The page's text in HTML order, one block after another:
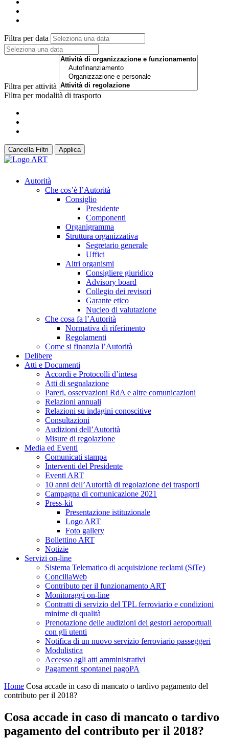
Filtra per data
Filtra per attività
Filtra per modalità di trasporto
Cancella Filtri Applica
Autorità
Che cos’è l’Autorità
Consiglio
Presidente
Componenti
Organigramma
Struttura organizzativa
Segretario generale
Uffici
Altri organismi
Consigliere giuridico
Advisory board
Collegio dei revisori
Garante etico
Nucleo di valutazione
Che cosa fa l’Autorità
Normativa di riferimento
Regolamenti
Come si finanzia l’Autorità
Delibere
Atti e Documenti
Accordi e Protocolli d’intesa
Atti di segnalazione
Pareri, osservazioni RdA e altre comunicazioni
Relazioni annuali
Relazioni su indagini conoscitive
Consultazioni
Audizioni dell’Autorità
Misure di regolazione
Media ed Eventi
Comunicati stampa
Interventi del Presidente
Eventi ART
10 anni dell’Autorità di regolazione dei trasporti
Campagna di comunicazione 2021
Press-kit
Presentazione istituzionale
Logo ART
Foto gallery
Bollettino ART
Notizie
Servizi on-line
Sistema Telematico di acquisizione reclami (SiTe)
ConciliaWeb
Contributo per il funzionamento ART
Monitoraggi on-line
Contratti di servizio del TPL ferroviario e condizioni
minime di qualità
Prenotazione delle audizioni dei gestori aeroportuali
con gli utenti
Notifica di un nuovo servizio ferroviario passeggeri
Modulistica
Accesso agli atti amministrativi
Pagamenti spontanei pagoPA
Home Cosa accade in caso di mancato o tardivo pagamento del
contributo per il 2018?
Cosa accade in caso di mancato o tardivo
pagamento del contributo per il 2018?